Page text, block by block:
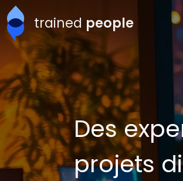
Aller au contenu principal
trained people
Des
projets